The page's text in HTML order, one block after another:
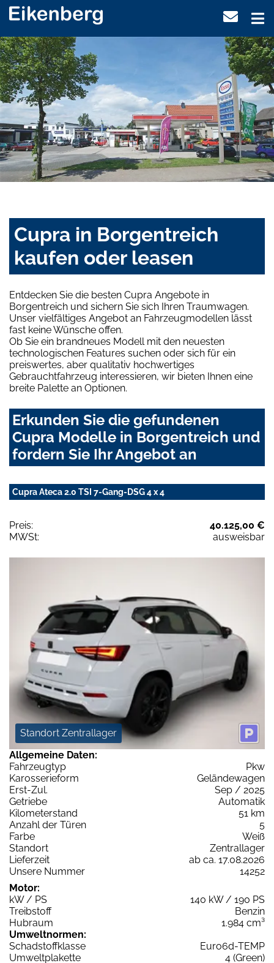
Cupra in Borgentreich
kaufen oder leasen
Entdecken Sie die besten Cupra Angebote in
Borgentreich und sichern Sie sich Ihren Traumwagen.
Unser vielfältiges Angebot an Fahrzeugmodellen lässt
fast keine Wünsche offen.
Ob Sie ein brandneues Modell mit den neuesten
technologischen Features suchen oder sich für ein
preiswertes, aber qualitativ hochwertiges
Gebrauchtfahrzeug interessieren, wir bieten Ihnen eine
breite Palette an Optionen.
Erkunden Sie die gefundenen
Cupra Modelle in Borgentreich und
fordern Sie Ihr Angebot an
Cupra Ateca 2.0 TSI 7-Gang-DSG 4 x 4
Preis:
40.125,00 €
MWSt:
ausweisbar
Standort Zentrallager
Allgemeine Daten:
Fahrzeugtyp
Pkw
Karosserieform
Geländewagen
Erst-Zul.
Sep / 2025
Getriebe
Automatik
Kilometerstand
51 km
Anzahl der Türen
5
Farbe
Weiß
Standort
Zentrallager
Lieferzeit
ab ca. 17.08.2026
Unsere Nummer
14252
Motor:
kW / PS
140 kW / 190 PS
Treibstoff
Benzin
Hubraum
1.984 cm³
Umweltnormen:
Schadstoffklasse
Euro6d-TEMP
Umweltplakette
4 (Green)